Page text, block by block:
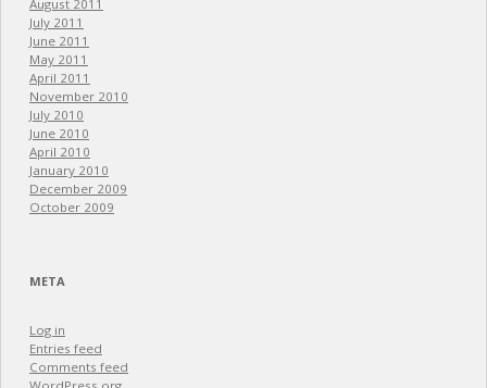
August 2011
July 2011
June 2011
May 2011
April 2011
November 2010
July 2010
June 2010
April 2010
January 2010
December 2009
October 2009
META
Log in
Entries feed
Comments feed